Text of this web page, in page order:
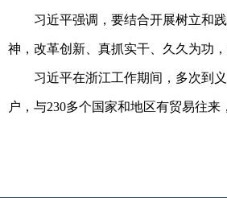
习近平强调，要结合开展树立和
神，改革创新、真抓实干、久久为功
习近平在浙江工作期间，多次到
户，与230多个国家和地区有贸易往